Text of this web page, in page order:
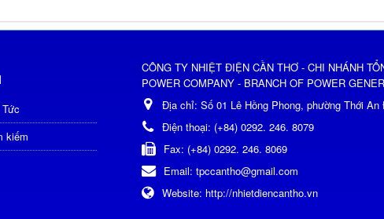
kiếm
CÔNG TY NHIỆT ĐIỆN CẦN THƠ - CHI NHÁNH
POWER COMPANY - BRANCH OF POWER
Địa chỉ:Số 01 Lê Hồng Phong, phường Thới
Điện thoại: (+84) 0292. 246. 8079
Fax: (+84) 0292. 246. 8069
Email:tpccantho@gmail.com
Website: http://nhietdiencantho.vn